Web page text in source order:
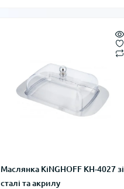
Маслянка KiNGHOFF KH-4027 зі
сталі та акрилу